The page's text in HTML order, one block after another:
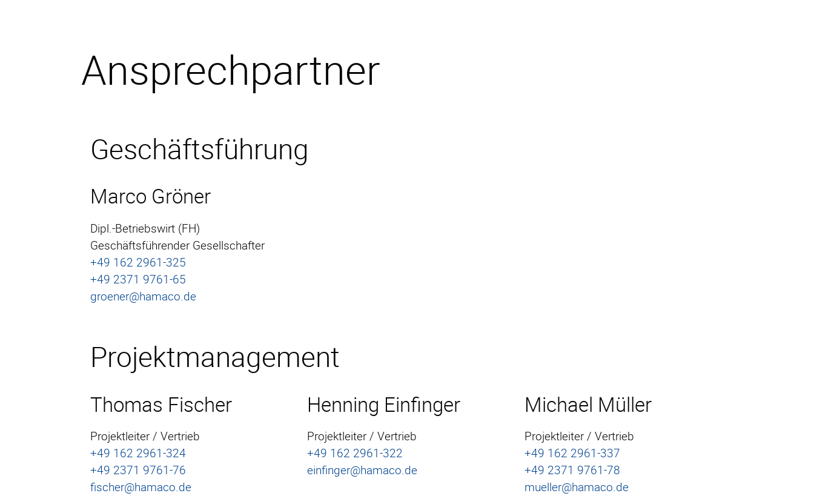
Ansprech­partner
Geschäfts­führung
Marco Gröner
Dipl.-Betriebswirt (FH)
Geschäftsführender Gesellschafter
+49 162 2961-325
+49 2371 9761-65
groener@hamaco.de
Projektmanagement
Thomas Fischer
Projektleiter / Vertrieb
+49 162 2961-324
+49 2371 9761-76
fischer@hamaco.de
Henning Einfinger
Projektleiter / Vertrieb
+49 162 2961-322
einfinger@hamaco.de
Michael Müller
Projektleiter / Vertrieb
+49 162 2961-337
+49 2371 9761-78
mueller@hamaco.de